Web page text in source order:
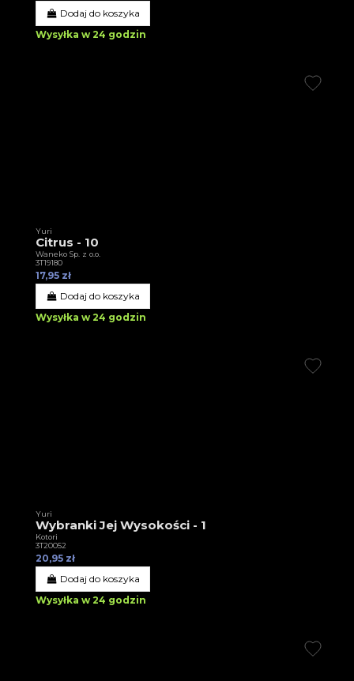
Dodaj do koszyka
Wysyłka w 24 godzin
Yuri
Citrus - 10
Waneko Sp. z o.o.
3T19180
17,95 zł
Dodaj do koszyka
Wysyłka w 24 godzin
Yuri
Wybranki Jej Wysokości - 1
Kotori
3T20052
20,95 zł
Dodaj do koszyka
Wysyłka w 24 godzin